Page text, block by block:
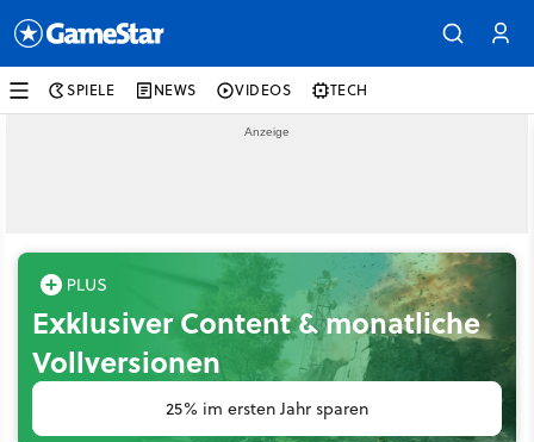
SPIELE NEWS VIDEOS TECH
Exklusiver Content & monatliche
Vollversionen
25% im ersten Jahr sparen